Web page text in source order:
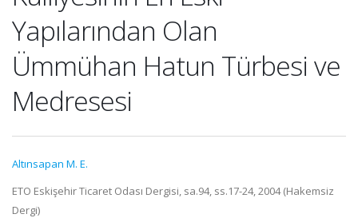
Yapılarından Olan
Ümmühan Hatun Türbesi ve
Medresesi
Altınsapan M. E.
ETO Eskişehir Ticaret Odası Dergisi, sa.94, ss.17-24, 2004 (Hakemsiz
Dergi)